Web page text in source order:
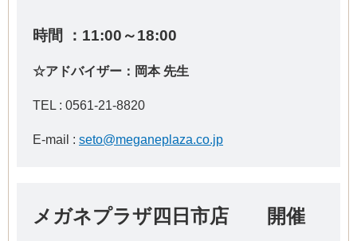
時間 ：11:00～18:00
☆アドバイザー：岡本 先生
TEL : 0561-21-8820
E-mail : seto@meganeplaza.co.jp
メガネプラザ四日市店 開催